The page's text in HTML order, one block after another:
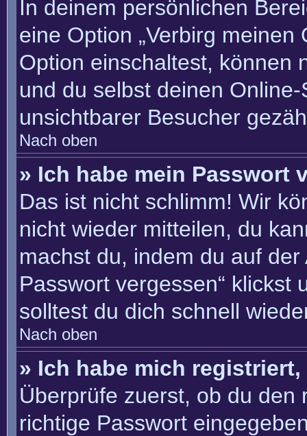
In deinem persönlichen
eine Option „Verbirg meinen
Option einschaltest, können
und du selbst deinen
unsichtbarer Besucher
Nach oben
» Ich habe mein Passwort
Das ist nicht schlimm! Wir
nicht wieder mitteilen, du
machst du, indem du auf
Passwort vergessen“ klickst
solltest du dich schnell
Nach oben
» Ich habe mich
Überprüfe zuerst, ob du den
richtige Passwort